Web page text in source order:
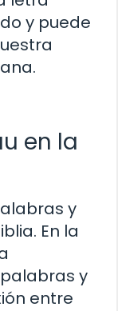
y puede
en la
y
En la
y
entre